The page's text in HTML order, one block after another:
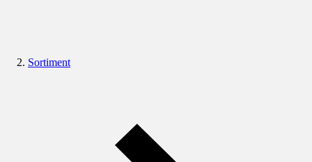
Sortiment